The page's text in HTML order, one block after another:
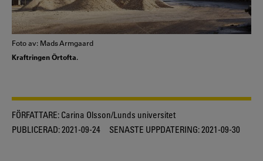
Foto av: Mads Armgaard
Kraftringen Örtofta.
FÖRFATTARE: Carina Olsson/Lunds universitet
PUBLICERAD:2021-09-24 SENASTE UPPDATERING:2021-09-30